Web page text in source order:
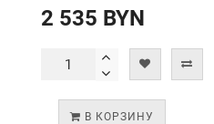
2 535 BYN
В КОРЗИНУ